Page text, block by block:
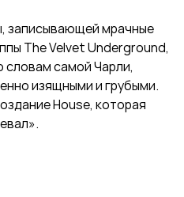
записывающей мрачные
The Velvet Underground,
словам самой Чарли,
изящными и грубыми.
House, которая
.